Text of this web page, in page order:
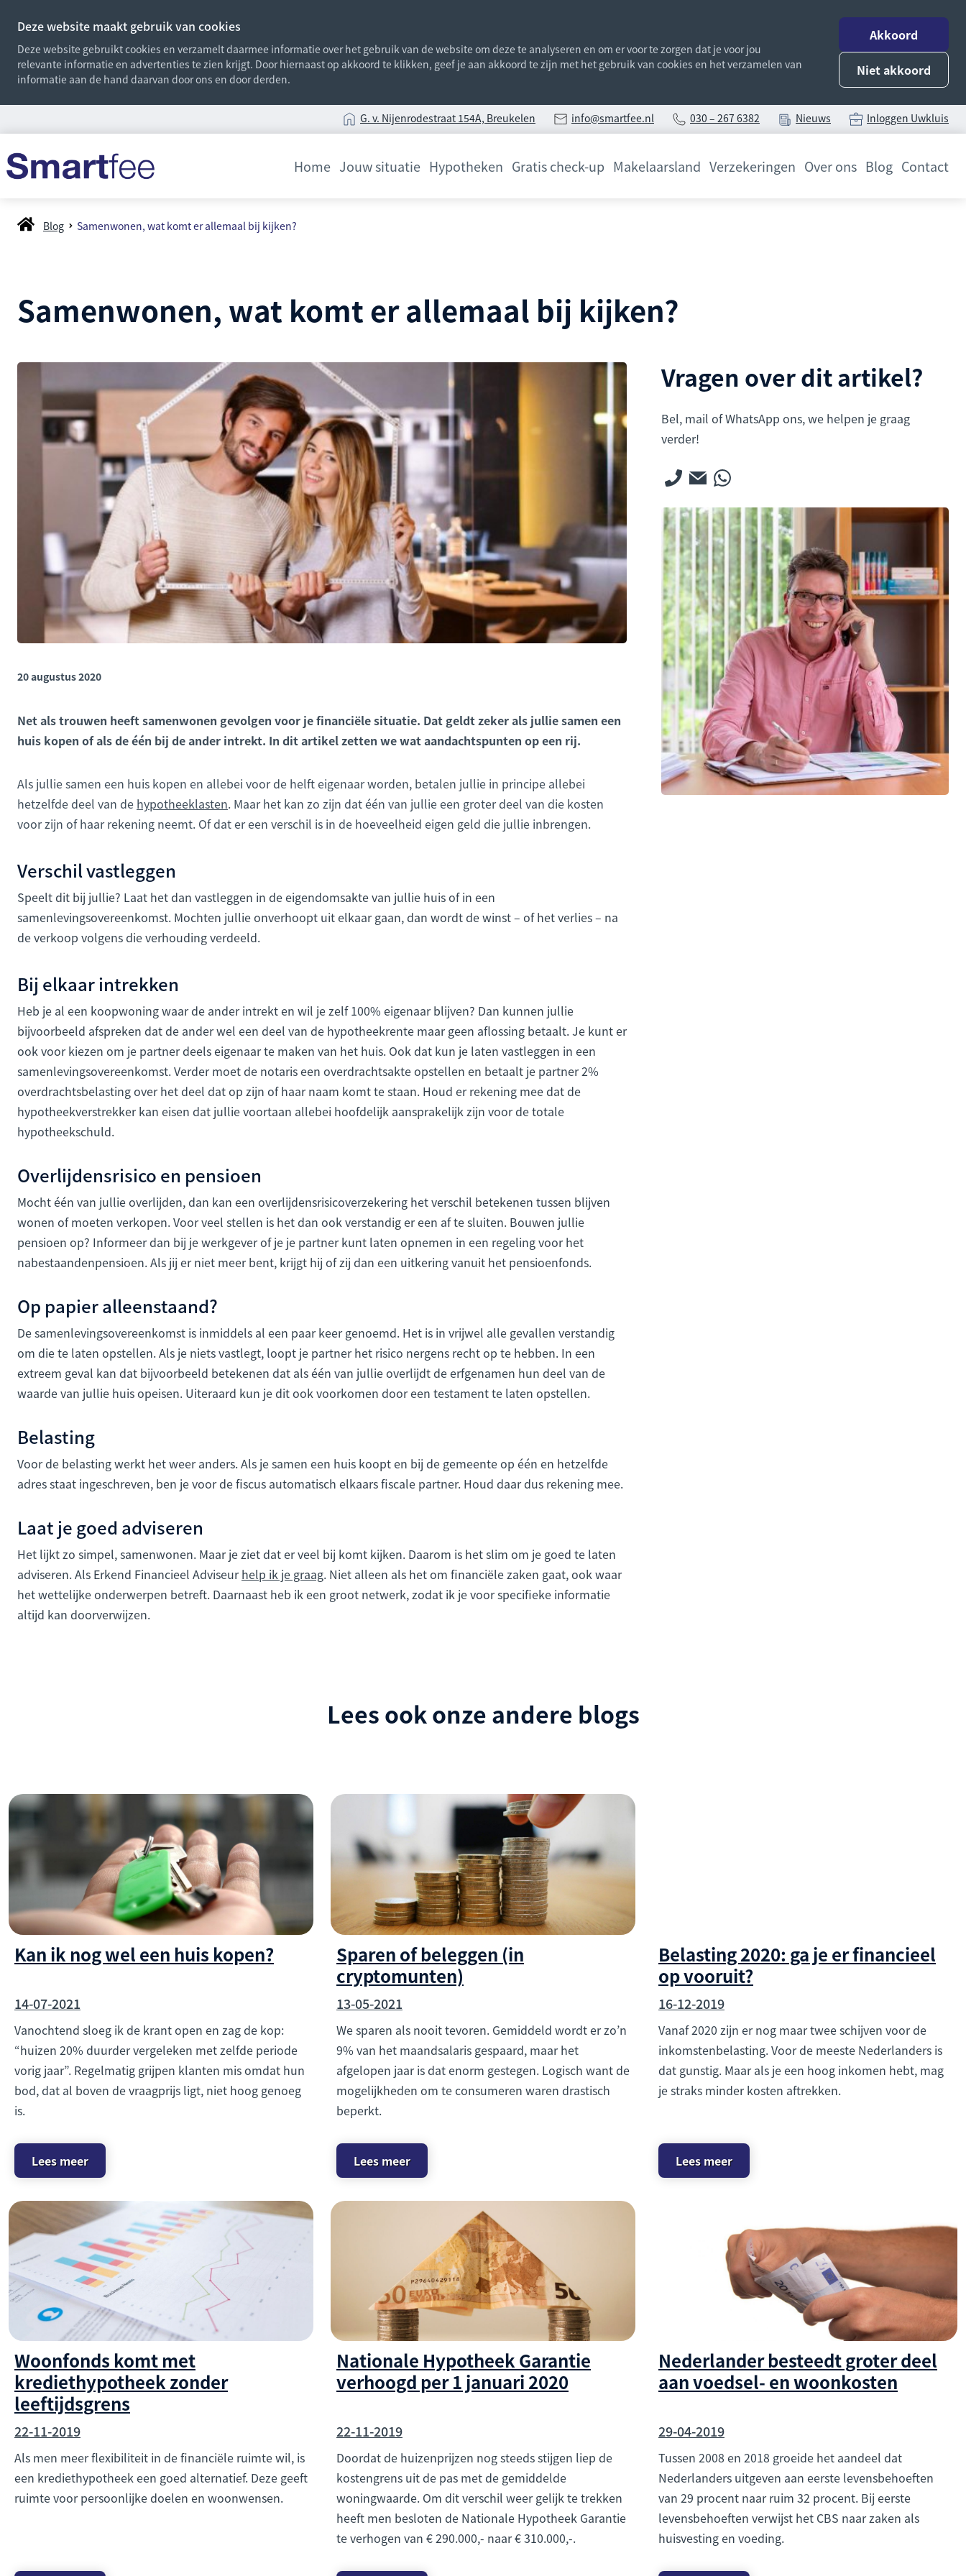
Deze website maakt gebruik van cookies
Deze website gebruikt cookies en verzamelt daarmee informatie over het gebruik van de website om deze te analyseren en om er voor te zorgen dat je voor jou
relevante informatie en advertenties te zien krijgt. Door hiernaast op akkoord te klikken, geef je aan akkoord te zijn met het gebruik van cookies en het verzamelen van
informatie aan de hand daarvan door ons en door derden.
Akkoord
Niet akkoord
G. v. Nijenrodestraat 154A, Breukelen info@smartfee.nl 030 – 267 6382 Nieuws Inloggen Uwkluis
Home Jouw situatie Hypotheken Gratis check-up Makelaarsland Verzekeringen Over ons Blog Contact
Blog Samenwonen, wat komt er allemaal bij kijken?
Samenwonen, wat komt er allemaal bij kijken?
20 augustus 2020
Net als trouwen heeft samenwonen gevolgen voor je financiële situatie. Dat geldt zeker als jullie samen een
huis kopen of als de één bij de ander intrekt. In dit artikel zetten we wat aandachtspunten op een rij.
Als jullie samen een huis kopen en allebei voor de helft eigenaar worden, betalen jullie in principe allebei
hetzelfde deel van de hypotheeklasten. Maar het kan zo zijn dat één van jullie een groter deel van die kosten
voor zijn of haar rekening neemt. Of dat er een verschil is in de hoeveelheid eigen geld die jullie inbrengen.
Verschil vastleggen
Speelt dit bij jullie? Laat het dan vastleggen in de eigendomsakte van jullie huis of in een
samenlevingsovereenkomst. Mochten jullie onverhoopt uit elkaar gaan, dan wordt de winst – of het verlies – na
de verkoop volgens die verhouding verdeeld.
Bij elkaar intrekken
Heb je al een koopwoning waar de ander intrekt en wil je zelf 100% eigenaar blijven? Dan kunnen jullie
bijvoorbeeld afspreken dat de ander wel een deel van de hypotheekrente maar geen aflossing betaalt. Je kunt er
ook voor kiezen om je partner deels eigenaar te maken van het huis. Ook dat kun je laten vastleggen in een
samenlevingsovereenkomst. Verder moet de notaris een overdrachtsakte opstellen en betaalt je partner 2%
overdrachtsbelasting over het deel dat op zijn of haar naam komt te staan. Houd er rekening mee dat de
hypotheekverstrekker kan eisen dat jullie voortaan allebei hoofdelijk aansprakelijk zijn voor de totale
hypotheekschuld.
Overlijdensrisico en pensioen
Mocht één van jullie overlijden, dan kan een overlijdensrisicoverzekering het verschil betekenen tussen blijven
wonen of moeten verkopen. Voor veel stellen is het dan ook verstandig er een af te sluiten. Bouwen jullie
pensioen op? Informeer dan bij je werkgever of je je partner kunt laten opnemen in een regeling voor het
nabestaandenpensioen. Als jij er niet meer bent, krijgt hij of zij dan een uitkering vanuit het pensioenfonds.
Op papier alleenstaand?
De samenlevingsovereenkomst is inmiddels al een paar keer genoemd. Het is in vrijwel alle gevallen verstandig
om die te laten opstellen. Als je niets vastlegt, loopt je partner het risico nergens recht op te hebben. In een
extreem geval kan dat bijvoorbeeld betekenen dat als één van jullie overlijdt de erfgenamen hun deel van de
waarde van jullie huis opeisen. Uiteraard kun je dit ook voorkomen door een testament te laten opstellen.
Belasting
Voor de belasting werkt het weer anders. Als je samen een huis koopt en bij de gemeente op één en hetzelfde
adres staat ingeschreven, ben je voor de fiscus automatisch elkaars fiscale partner. Houd daar dus rekening mee.
Laat je goed adviseren
Het lijkt zo simpel, samenwonen. Maar je ziet dat er veel bij komt kijken. Daarom is het slim om je goed te laten
adviseren. Als Erkend Financieel Adviseurhelp ik je graag. Niet alleen als het om financiële zaken gaat, ook waar
het wettelijke onderwerpen betreft. Daarnaast heb ik een groot netwerk, zodat ik je voor specifieke informatie
altijd kan doorverwijzen.
Vragen over dit artikel?
Bel, mail of WhatsApp ons, we helpen je graag
verder!
Lees ook onze andere blogs
Kan ik nog wel een huis kopen?
14-07-2021
Vanochtend sloeg ik de krant open en zag de kop:
“huizen 20% duurder vergeleken met zelfde periode
vorig jaar”. Regelmatig grijpen klanten mis omdat hun
bod, dat al boven de vraagprijs ligt, niet hoog genoeg
is.
Lees meer
Sparen of beleggen (in
cryptomunten)
13-05-2021
We sparen als nooit tevoren. Gemiddeld wordt er zo’n
9% van het maandsalaris gespaard, maar het
afgelopen jaar is dat enorm gestegen. Logisch want de
mogelijkheden om te consumeren waren drastisch
beperkt.
Lees meer
Belasting 2020: ga je er financieel
op vooruit?
16-12-2019
Vanaf 2020 zijn er nog maar twee schijven voor de
inkomstenbelasting. Voor de meeste Nederlanders is
dat gunstig. Maar als je een hoog inkomen hebt, mag
je straks minder kosten aftrekken.
Lees meer
Woonfonds komt met
krediethypotheek zonder
leeftijdsgrens
22-11-2019
Als men meer flexibiliteit in de financiële ruimte wil, is
een krediethypotheek een goed alternatief. Deze geeft
ruimte voor persoonlijke doelen en woonwensen.
Nationale Hypotheek Garantie
verhoogd per 1 januari 2020
22-11-2019
Doordat de huizenprijzen nog steeds stijgen liep de
kostengrens uit de pas met de gemiddelde
woningwaarde. Om dit verschil weer gelijk te trekken
heeft men besloten de Nationale Hypotheek Garantie
te verhogen van € 290.000,- naar € 310.000,-.
Nederlander besteedt groter deel
aan voedsel- en woonkosten
29-04-2019
Tussen 2008 en 2018 groeide het aandeel dat
Nederlanders uitgeven aan eerste levensbehoeften
van 29 procent naar ruim 32 procent. Bij eerste
levensbehoeften verwijst het CBS naar zaken als
huisvesting en voeding.